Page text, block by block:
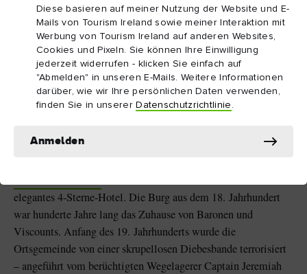
Diese basieren auf meiner Nutzung der Website und E-
Mails von Tourism Ireland sowie meiner Interaktion mit
Werbung von Tourism Ireland auf anderen Websites,
Cookies und Pixeln. Sie können Ihre Einwilligung
jederzeit widerrufen - klicken Sie einfach auf
"Abmelden" in unseren E-Mails. Weitere Informationen
darüber, wie wir Ihre persönlichen Daten verwenden,
finden Sie in unserer Datenschutzrichtlinie .
Anmelden
Castle Durrow, Grafschaft Laois
elegantes 4-Sterne-Hotel. Die Burg aus dem 18. Jahrhundert
war hunderte Jahre lang das Zuhause von Baronen und
Viscounts. Anfang des 19. Jahrhunderts wurde die
Ortsgemeinde von einer skrupellosen Diebesbande terrorisiert
– angeführt vom berüchtigten Wegelagerer Captain Jeremiah